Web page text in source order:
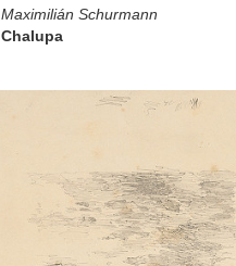
Maximilián Schurmann
Chalupa